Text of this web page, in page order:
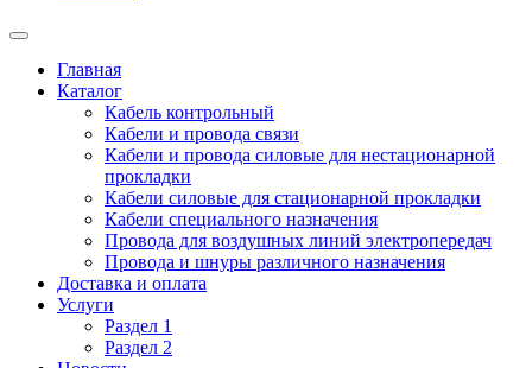
Главная
Каталог
Кабель контрольный
Кабели и провода связи
Кабели и провода силовые для нестационарной
прокладки
Кабели силовые для стационарной прокладки
Кабели специального назначения
Провода для воздушных линий электропередач
Провода и шнуры различного назначения
Доставка и оплата
Услуги
Раздел 1
Раздел 2